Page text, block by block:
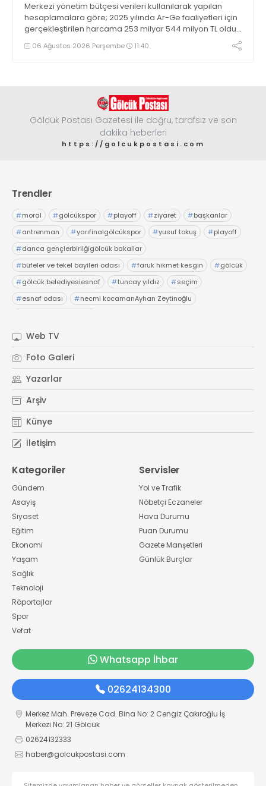
Merkezi yönetim bütçesi verileri kullanılarak yapılan
hesaplamalara göre; 2025 yılında Ar-Ge faaliyetleri için
gerçekleştirilen harcama 253 milyar 544 milyon TL oldu.
Ar-Ge harcamalarının merkezi yönetim bütçesi
içerisindeki oranı yüzde 1,58 oldu
06 Ağustos 2026 Perşembe 11:40
Gölcük Postası Gazetesi ile doğru, tarafsız ve son
dakika heberleri
https://golcukpostasi.com
Trendler
#moral #gölcükspor #playoff #ziyaret #başkanlar
#antrenman #yarıfinalgölcükspor #yusuf tokuş #playoff
#darıca gençlerbirliğigölcük bakallar
#büfeler ve tekel bayileri odası #faruk hikmet kesgin #gölcük
#gölcük belediyesiesnaf #tuncay yıldız #seçim
#esnaf odası #necmi kocamanAyhan Zeytinoğlu
Web TV
Foto Galeri
Yazarlar
Arşiv
Künye
İletişim
Kategoriler
Gündem
Asayiş
Siyaset
Eğitim
Ekonomi
Yaşam
Sağlık
Teknoloji
Röportajlar
Spor
Vefat
Servisler
Yol ve Trafik
Nöbetçi Eczaneler
Hava Durumu
Puan Durumu
Gazete Manşetleri
Günlük Burçlar
Whatsapp İhbar
02624134300
Merkez Mah. Preveze Cad. Bina No: 2 Cengiz Çakıroğlu İş
Merkezi No: 21 Gölcük
02624132333
haber@golcukpostasi.com